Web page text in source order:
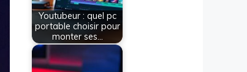
Youtubeur : quel pc
portable choisir pour
monter ses…